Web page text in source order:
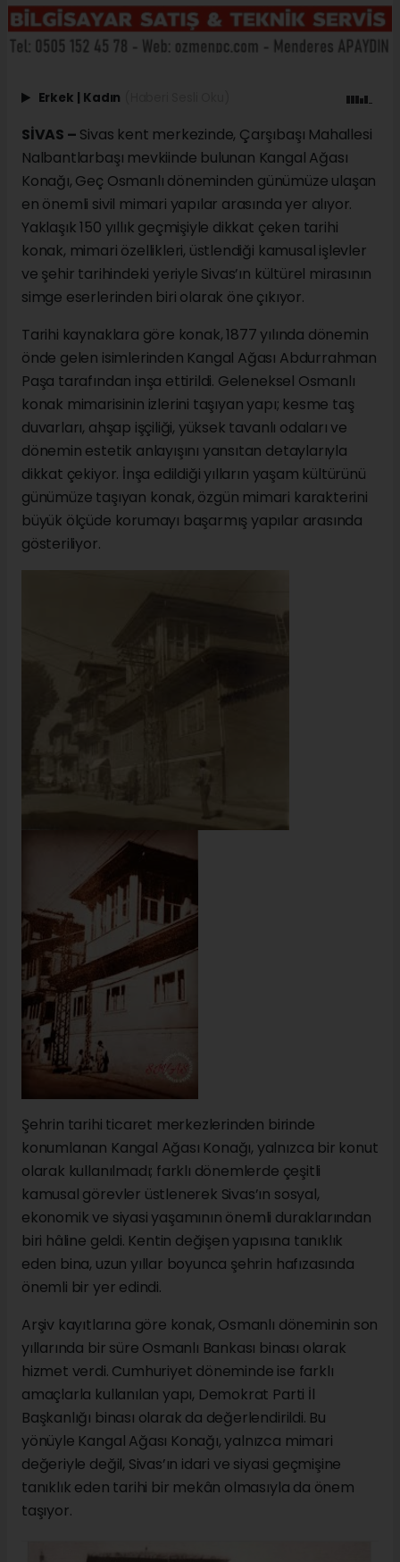
Erkek Kadın
SİVAS – Sivas kent merkezinde, Çarşıbaşı Mahallesi
Nalbantlarbaşı mevkiinde bulunan Kangal Ağası
Konağı, Geç Osmanlı döneminden günümüze ulaşan
en önemli sivil mimari yapılar arasında yer alıyor.
Yaklaşık 150 yıllık geçmişiyle dikkat çeken tarihi
konak, mimari özellikleri, üstlendiği kamusal işlevler
ve şehir tarihindeki yeriyle Sivas’ın kültürel mirasının
simge eserlerinden biri olarak öne çıkıyor.
Tarihi kaynaklara göre konak, 1877 yılında dönemin
önde gelen isimlerinden Kangal Ağası Abdurrahman
Paşa tarafından inşa ettirildi. Geleneksel Osmanlı
konak mimarisinin izlerini taşıyan yapı; kesme taş
duvarları, ahşap işçiliği, yüksek tavanlı odaları ve
dönemin estetik anlayışını yansıtan detaylarıyla
dikkat çekiyor. İnşa edildiği yılların yaşam kültürünü
günümüze taşıyan konak, özgün mimari karakterini
büyük ölçüde korumayı başarmış yapılar arasında
gösteriliyor.
Şehrin tarihi ticaret merkezlerinden birinde
konumlanan Kangal Ağası Konağı, yalnızca bir konut
olarak kullanılmadı; farklı dönemlerde çeşitli
kamusal görevler üstlenerek Sivas’ın sosyal,
ekonomik ve siyasi yaşamının önemli duraklarından
biri hâline geldi. Kentin değişen yapısına tanıklık
eden bina, uzun yıllar boyunca şehrin hafızasında
önemli bir yer edindi.
Arşiv kayıtlarına göre konak, Osmanlı döneminin son
yıllarında bir süre Osmanlı Bankası binası olarak
hizmet verdi. Cumhuriyet döneminde ise farklı
amaçlarla kullanılan yapı, Demokrat Parti İl
Başkanlığı binası olarak da değerlendirildi. Bu
yönüyle Kangal Ağası Konağı, yalnızca mimari
değeriyle değil, Sivas’ın idari ve siyasi geçmişine
tanıklık eden tarihi bir mekân olmasıyla da önem
taşıyor.